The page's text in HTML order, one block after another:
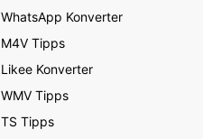
WhatsApp Konverter
M4V Tipps
Likee Konverter
WMV Tipps
TS Tipps